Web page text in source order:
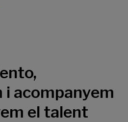
i acompanyem
el talent